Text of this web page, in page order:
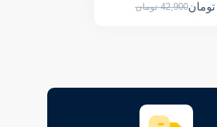
42,900 تومان تومان